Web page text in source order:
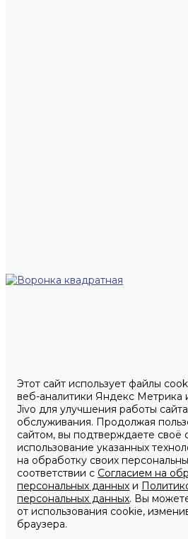
Этот сайт использует файлы
веб-аналитики Яндекс Метрика
Jivo для улучшения работы
обслуживания. Продолжая
сайтом, вы подтверждаете своё
использование указанных
на обработку своих
соответствии с Согласием на
персональных данных и
персональных данных. Вы
от использования cookie,
браузера.